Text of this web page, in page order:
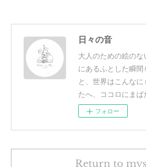
日々の音
大人のための絵の
にあるふとした瞬間
と、世界はこんな
たへ、ココロにまば
フォロー
Return to